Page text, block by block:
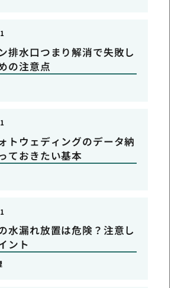
排水口つまり解消で失敗し
の注意点
トウェディングのデータ納
ておきたい基本
水漏れ放置は危険？注意し
ント